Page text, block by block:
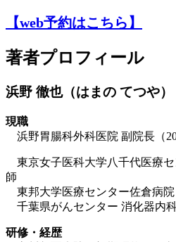
【web予約はこちら】
著者プロフィール
浜野 徹也（はまの てつや）
現職
浜野胃腸科外科医院 副院長（
東京女子医科大学八千代医療
師
東邦大学医療センター佐倉病
千葉県がんセンター 消化器内
研修・経歴